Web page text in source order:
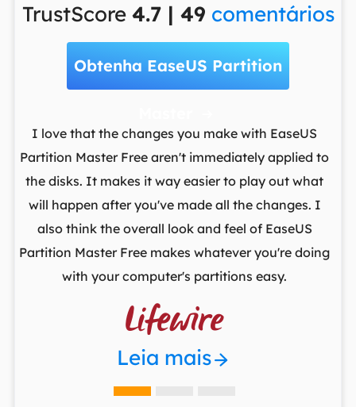
TrustScore 4.7 | 49 comentários
Obtenha EaseUS Partition
I love that the changes you make with EaseUS
Partition Master Free aren't immediately applied to
the disks. It makes it way easier to play out what
will happen after you've made all the changes. I
also think the overall look and feel of EaseUS
Partition Master Free makes whatever you're doing
with your computer's partitions easy.

Leia mais